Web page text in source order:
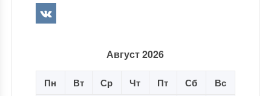
Август 2026
Пн Вт Ср Чт Пт Сб Вс